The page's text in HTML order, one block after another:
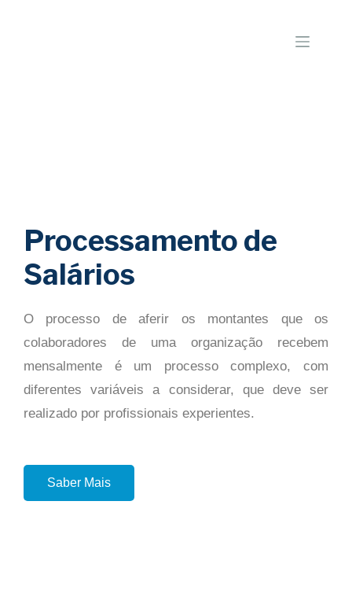
Processamento de
Salários
O processo de aferir os montantes que os
colaboradores de uma organização recebem
mensalmente é um processo complexo, com
diferentes variáveis a considerar, que deve ser
realizado por profissionais experientes.
Saber Mais